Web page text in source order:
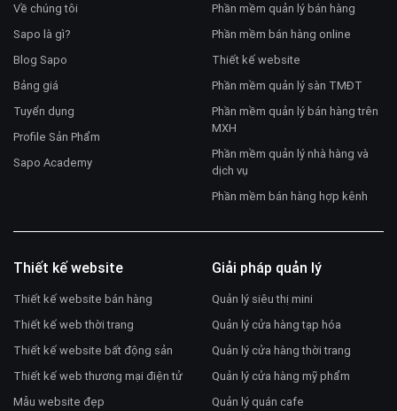
Về chúng tôi
Sapo là gì?
Blog Sapo
Bảng giá
Tuyển dụng
Profile Sản Phẩm
Sapo Academy
Phần mềm quản lý bán hàng
Phần mềm bán hàng online
Thiết kế website
Phần mềm quản lý sàn TMĐT
Phần mềm quản lý bán hàng trên
MXH
Phần mềm quản lý nhà hàng và
dịch vụ
Phần mềm bán hàng hợp kênh
Thiết kế website
Thiết kế website bán hàng
Thiết kế web thời trang
Thiết kế website bất động sản
Thiết kế web thương mại điện tử
Mẫu website đẹp
Giải pháp quản lý
Quản lý siêu thị mini
Quản lý cửa hàng tạp hóa
Quản lý cửa hàng thời trang
Quản lý cửa hàng mỹ phẩm
Quản lý quán cafe